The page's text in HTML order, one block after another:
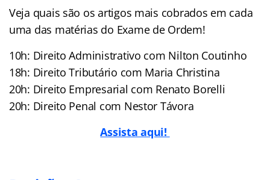
Veja quais são os artigos mais cobrados em cada
uma das matérias do Exame de Ordem!
10h: Direito Administrativo com Nilton Coutinho
18h: Direito Tributário com Maria Christina
20h: Direito Empresarial com Renato Borelli
20h: Direito Penal com Nestor Távora
Assista aqui!